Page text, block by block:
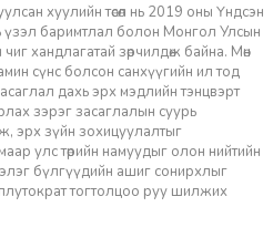
хуулийн төсөл нь 2019 оны Үндсэн
үзэл баримтлал болон Монгол Улсын
хандлагатай зөрчилдөж байна. Мөн
сүнс болсон санхүүгийн ил тод
дахь эрх мэдлийн тэнцвэрт
зэрэг засаглалын суурь
эрх зүйн зохицуулалтыг
улс төрийн намуудыг олон нийтийн
бүлгүүдийн ашиг сонирхлыг
тогтолцоо руу шилжих